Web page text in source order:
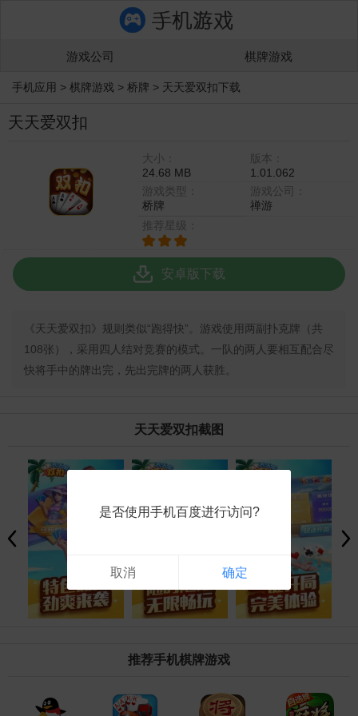
游戏公司 棋牌游戏
手机应用 > 棋牌游戏 > 桥牌 > 天天爱双扣下载
天天爱双扣
大小：
24.68 MB
版本：
1.01.062
游戏类型：
桥牌
游戏公司：
禅游
推荐星级：
安卓版下载
《天天爱双扣》规则类似“跑得快”。游戏使用两副扑克牌（共
108张），采用四人结对竞赛的模式。一队的两人要相互配合尽
快将手中的牌出完，先出完牌的两人获胜。
天天爱双扣截图
推荐手机棋牌游戏
是否使用手机百度进行访问?
取消 确定